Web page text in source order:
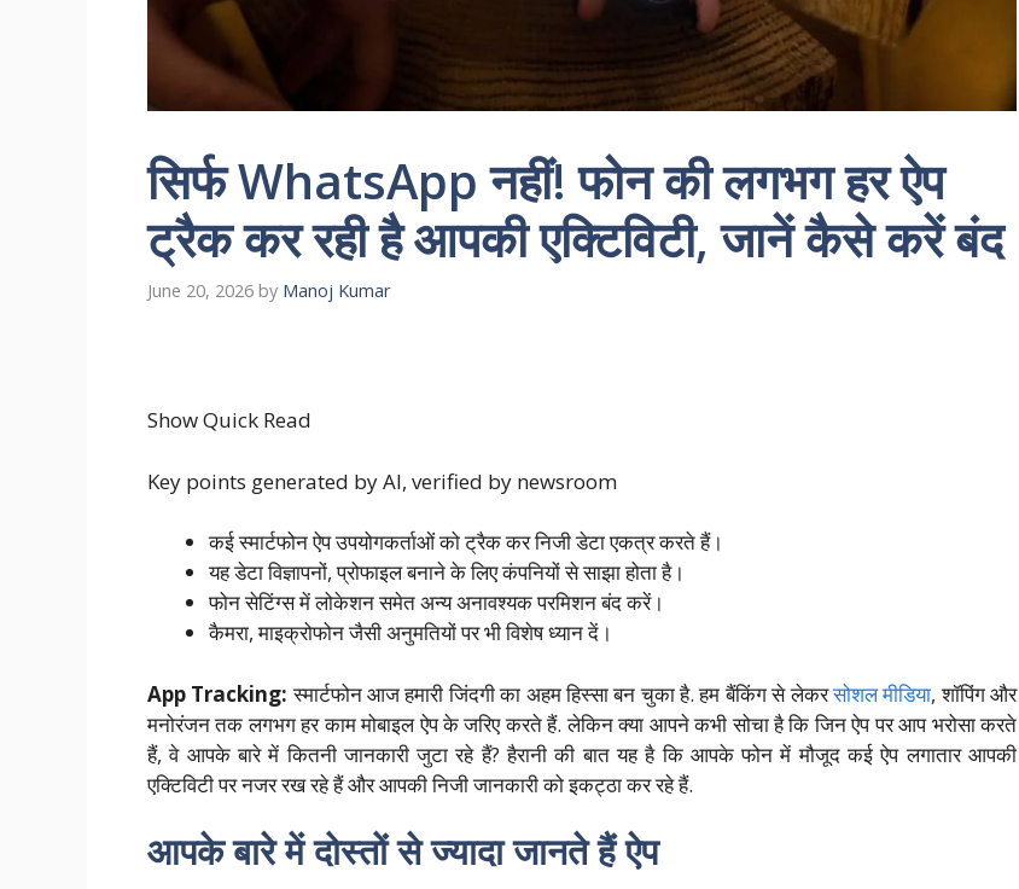
सिर्फ WhatsApp नहीं! फोन की लगभग हर ऐप
ट्रैक कर रही है आपकी एक्टिविटी, जानें कैसे करें बंद
June 20, 2026 by Manoj Kumar
Show Quick Read
Key points generated by AI, verified by newsroom
कई स्मार्टफोन ऐप उपयोगकर्ताओं को ट्रैक कर निजी डेटा एकत्र करते हैं।
यह डेटा विज्ञापनों, प्रोफाइल बनाने के लिए कंपनियों से साझा होता है।
फोन सेटिंग्स में लोकेशन समेत अन्य अनावश्यक परमिशन बंद करें।
कैमरा, माइक्रोफोन जैसी अनुमतियों पर भी विशेष ध्यान दें।
App Tracking: स्मार्टफोन आज हमारी जिंदगी का अहम हिस्सा बन चुका है. हम बैंकिंग से लेकरसोशल मीडिया, शॉपिंग और
मनोरंजन तक लगभग हर काम मोबाइल ऐप के जरिए करते हैं. लेकिन क्या आपने कभी सोचा है कि जिन ऐप पर आप भरोसा करते
हैं, वे आपके बारे में कितनी जानकारी जुटा रहे हैं? हैरानी की बात यह है कि आपके फोन में मौजूद कई ऐप लगातार आपकी
एक्टिविटी पर नजर रख रहे हैं और आपकी निजी जानकारी को इकट्ठा कर रहे हैं.
आपके बारे में दोस्तों से ज्यादा जानते हैं ऐप